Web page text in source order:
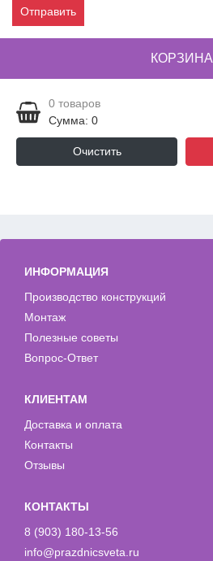
Отправить
КОРЗИНА
0 товаров
Сумма: 0
Очистить
ИНФОРМАЦИЯ
Производство конструкций
Монтаж
Полезные советы
Вопрос-Ответ
КЛИЕНТАМ
Доставка и оплата
Контакты
Отзывы
КОНТАКТЫ
8 (903) 180-13-56
info@prazdnicsveta.ru